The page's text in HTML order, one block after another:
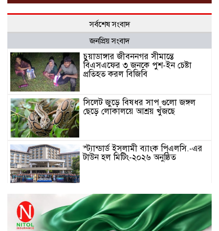
সর্বশেষ সংবাদ
জনপ্রিয় সংবাদ
চুয়াডাঙ্গার জীবননগর সীমান্তে
বিএসএফের ৩ জনকে পুশ-ইন চেষ্টা
প্রতিহত করল বিজিবি
সিলেট জুড়ে বিষধর সাপ গুলো জঙ্গল
ছেড়ে লোকালয়ে আশ্রয় খুঁজছে
স্ট্যান্ডার্ড ইসলামী ব্যাংক পিএলসি.-এর
টাউন হল মিটিং-২০২৬ অনুষ্ঠিত
বিদায়ী সপ্তাহে দর পতনের শীর্ষে এস
আলম কোল্ড রোল্ড